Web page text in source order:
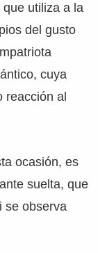
utiliza a la
del gusto
cuya
reacción al
ocasión, es
suelta, que
se observa